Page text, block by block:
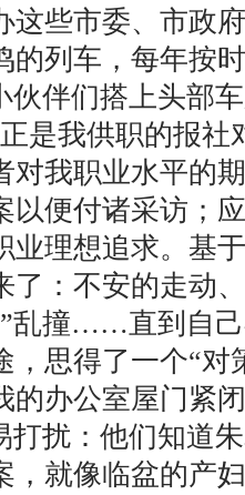
这些市委、市
的列车，每年按
伙伴们搭上头部
是我供职的报社
对我职业水平的
以便付诸采访；
业理想追求。基
了：不安的走动
乱撞……直到自
，思得了一个“对
的办公室屋门紧
打扰：他们知道
，就像临盆的产